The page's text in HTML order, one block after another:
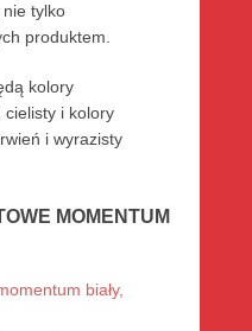
nie tylko
produktem.
kolory
cielisty i kolory
i wyrazisty
MOMENTUM
biały,